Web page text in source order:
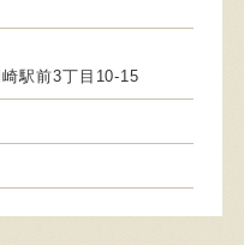
駅前3丁目10-15